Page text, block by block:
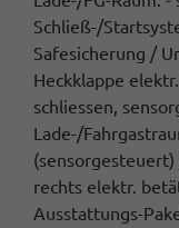
Schließ-/
Safesicherung /
Heckklappe
schliessen,
Lade-/
rechts elektr.
Ausstattungs-